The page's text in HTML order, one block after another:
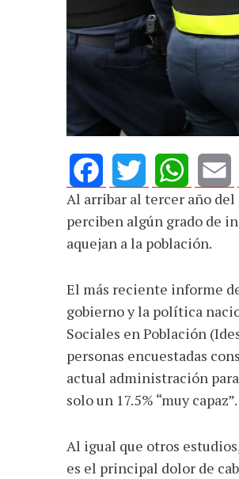
FacebookTwitterWhatsApp
Email
Al arribar al tercer año del
perciben algún grado de
aquejan a la población.
El más reciente informe
gobierno y la política
Sociales en Población
personas encuestadas
actual administración
solo un 17.5% “muy capaz”.
Al igual que otros
es el principal dolor de